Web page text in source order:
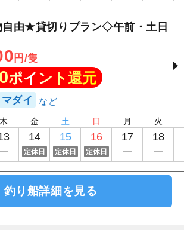
由★貸切りプラン◇午前・土日
円/隻
ポイント還元
マダイ
木 金
14
定休日
土
15
定休日
日
16
定休日
月
17
火
18
釣り船詳細を見る